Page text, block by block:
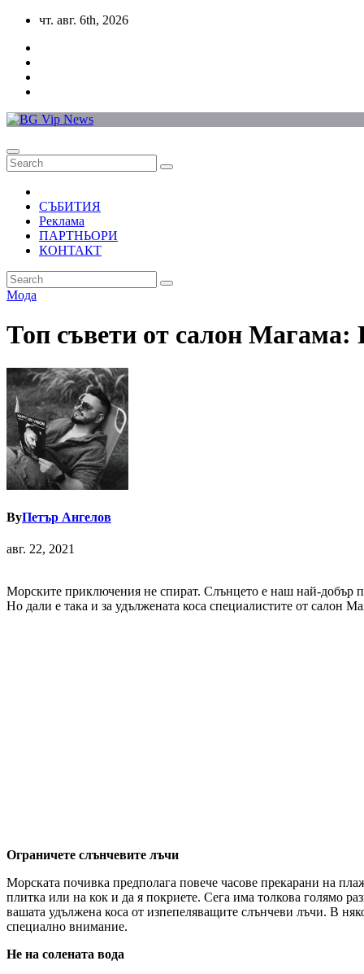
Skip
content
чт. авг. 6th, 2026
СЪБИТИЯ
Реклама
ПАРТНЬОРИ
КОНТАКТ
Мода
Топ съвети от салон Магама:
ByПетър Ангелов
авг. 22, 2021
Морските приключения не спират. Слънцето е наш най-добър
Но дали е така и за удължената коса специалистите от салон
Ограничете слънчевите лъчи
Морската почивка предполага повече часове прекарани на
плитка или на кок и да я покриете. Сега има толкова голямо
вашата удължена коса от изпепеляващите слънчеви лъчи. В
специално внимание.
Не на солената вода